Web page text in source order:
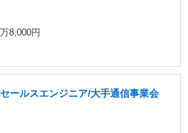
8,000円
ールスエンジニア/大手通信事業会